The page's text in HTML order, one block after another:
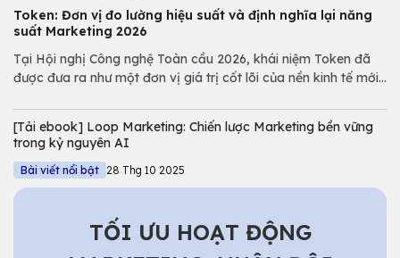
Token: Đơn vị đo lường hiệu suất và định nghĩa lại năng
suất Marketing 2026
Tại Hội nghị Công nghệ Toàn cầu 2026, khái niệm Token đã
được đưa ra như một đơn vị giá trị cốt lõi của nền kinh tế mới.
chúng ta sẽ bỏ lỡ một bước ngoặt quan trọng trong quản trị
Marketing.
[Tải ebook] Loop Marketing: Chiến lược Marketing bền vững
trong kỷ nguyên AI
Bài viết nổi bật 28 Thg 10 2025
TỐI ƯU HOẠT ĐỘNG